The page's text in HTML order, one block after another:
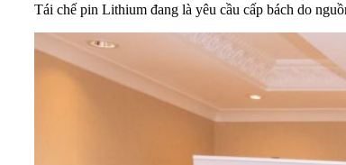
Tái chế pin Lithium đang là yêu cầu cấp bách do